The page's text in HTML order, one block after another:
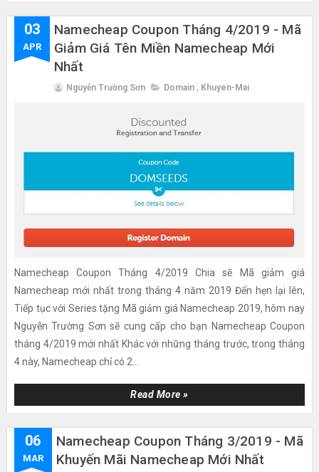
03
APR
Namecheap Coupon Tháng 4/2019 - Mã
Giảm Giá Tên Miền Namecheap Mới
Nhất
Nguyễn Trường Sơn Domain , Khuyen-Mai
Namecheap Coupon Tháng 4/2019 Chia sẽ Mã giảm giá
Namecheap mới nhất trong tháng 4 năm 2019 Đến hẹn lại lên,
Tiếp tục với Series tặng Mã giảm giá Namecheap 2019, hôm nay
Nguyễn Trường Sơn sẽ cung cấp cho bạn Namecheap Coupon
tháng 4/2019 mới nhất Khác với những tháng trước, trong tháng
4 này, Namecheap chỉ có 2...
Read More »
06
MAR
Namecheap Coupon Tháng 3/2019 - Mã
Khuyến Mãi Namecheap Mới Nhất